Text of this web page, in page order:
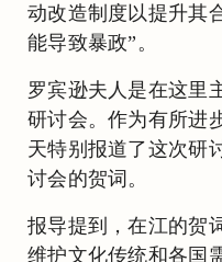
动改造制度以提升其
能导致暴政”。
罗宾逊夫人是在这里
研讨会。作为有所进
天特别报道了这次研
讨会的贺词。
报导提到，在江的贺
维护文化传统和各国